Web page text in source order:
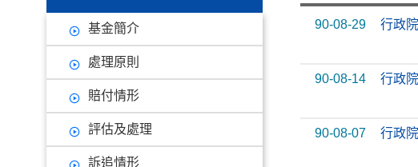
基金簡介
處理原則
賠付情形
評估及處理
訴追情形
90-08-29 行政
90-08-14 行政
90-08-07 行政